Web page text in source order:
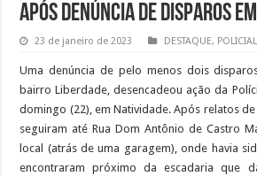
após denúncia de disparos
23 de janeiro de 2023 DESTAQUE, POLICIAL
Uma denúncia de pelo menos dois
bairro Liberdade, desencadeou ação da
domingo (22), em Natividade. Após relatos
seguiram até Rua Dom Antônio de Castro
local (atrás de uma garagem), onde havia
encontraram próximo da escadaria que